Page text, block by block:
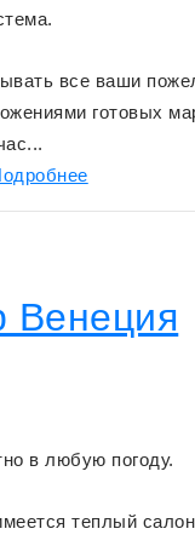
все ваши
готовых
Венеция
в любую погоду.
теплый